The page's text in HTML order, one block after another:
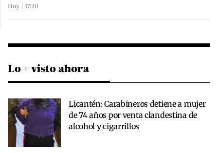
Hoy | 17:20
Lo + visto ahora
Licantén: Carabineros detiene a mujer
de 74 años por venta clandestina de
alcohol y cigarrillos